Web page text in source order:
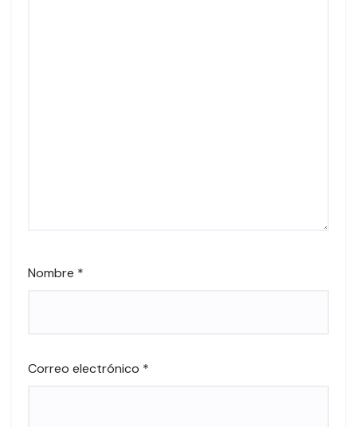
Nombre *
Correo electrónico *